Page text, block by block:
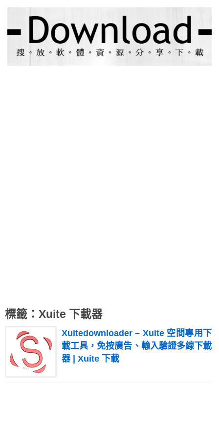
標籤：Xuite 下載器
Xuitedownloader – Xuite 空間專用下
載工具，免按廣告、輸入驗證多線下載
器 | Xuite 下載